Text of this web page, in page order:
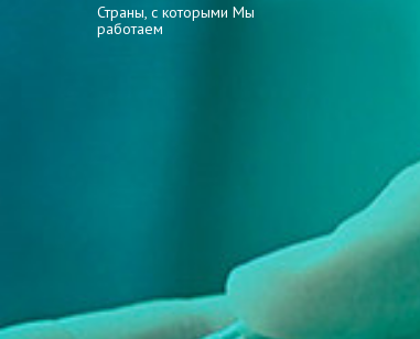
Страны, с которыми Мы
работаем